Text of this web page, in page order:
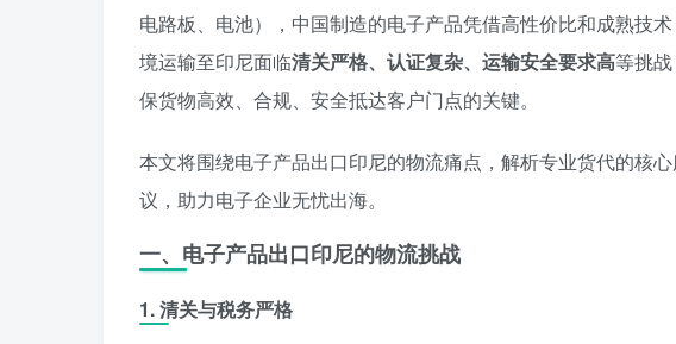
电路板、电池），中国制造的电子产品凭借高性价比和成熟技
境运输至印尼面临清关严格、认证复杂、运输安全要求高等挑
保货物高效、合规、安全抵达客户门点的关键。
本文将围绕电子产品出口印尼的物流痛点，解析专业货代的核
议，助力电子企业无忧出海。
一、电子产品出口印尼的物流挑战
1. 清关与税务严格